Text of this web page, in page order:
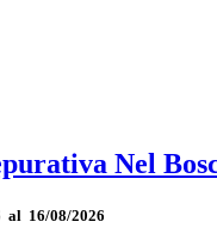
Nel
al 16/08/2026